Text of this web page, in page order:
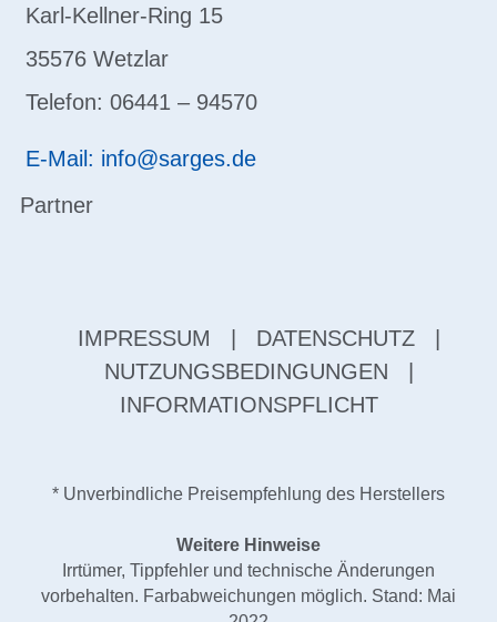
Karl-Kellner-Ring 15
35576 Wetzlar
Telefon: 06441 – 94570
E-Mail: info@sarges.de
Partner
IMPRESSUM DATENSCHUTZ
NUTZUNGSBEDINGUNGEN
INFORMATIONSPFLICHT
* Unverbindliche Preisempfehlung des Herstellers
Weitere Hinweise
Irrtümer, Tippfehler und technische Änderungen
vorbehalten. Farbabweichungen möglich. Stand: Mai